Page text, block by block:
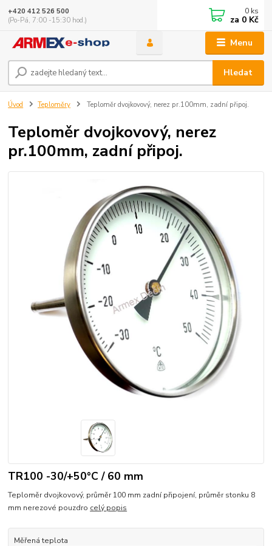
Menu
Hledat
+420 412 526 500
(Po-Pá, 7:00 -15:30 hod.)
0 ks
za 0 Kč
Úvod Teploměry Teploměr dvojkovový, nerez pr.100mm, zadní připoj.
Teploměr dvojkovový, nerez
pr.100mm, zadní připoj.
TR100 -30/+50°C / 60 mm
Teploměr dvojkovový, průměr 100 mm zadní připojení, průměr stonku 8
mm nerezové pouzdro celý popis
Měřená teplota